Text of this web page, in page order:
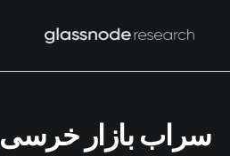
سراب بازار خرسی